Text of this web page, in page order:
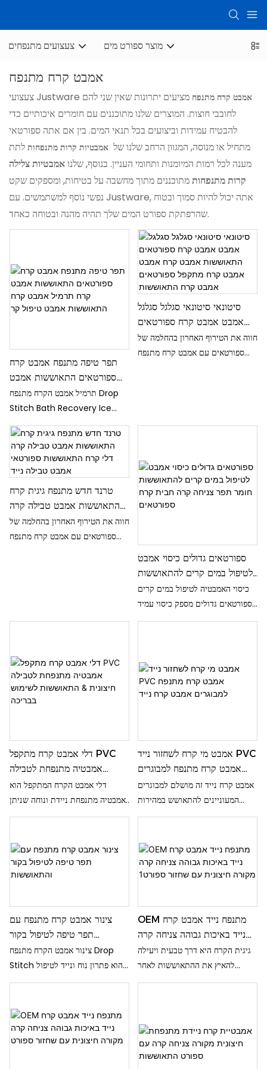
צעצועים מתנפחים מוצר ספורט מים
אמבט קרח מתנפח
צעצועי Justware אמבט קרח מתנפח מציעים יתרונות שאין שני להם
לחובבי חוצות. המוצרים שלנו מתוכננים עם חומרים איכותיים כדי
להבטיח עמידות וביצועים בכל תנאי המים. בין אם אתה ספורטאי
מתחיל או מנוסה, המגוון הרחב שלנו של אמבטיות קרות מתנפחות לתת
מענה לכל רמות המיומנות ותחומי העניין. בנוסף, שלנואמבטיות צלילה
קרות מתנפחותמתוכננים מתוך מחשבה על בטיחות, ומספקים שקט
נפשי נוסף למשתמשים. עם Justware, אתה יכול להיות סמוך ובטוח
שהרפתקת ספורט המים שלך תהיה מהנה ובטוחה כאחד.
תפר טיפה מתנפח אמבט קרח
ספורטאים התאוששות אמבט
קרח תרמיל אמבט קרח
התאוששות אמבט טיפול קר
תרמיל אמבט הקרח מתנפח Drop
Stitch Bath Recovery Ice
Bath Pod הוא אמבט קרח נייד
ועמיד שנועד לעזור לספורטאים
להתאושש מהר יותר ולהפחית את
כאבי השרירים. עם טכנולוגיית טיפול
המושלם להתאוששות והתחדשות
לאחר אימון
סיטונאי סיטונאי סגלגל סגלגל
אמבט אמבט קרח ספורטאים
התאוששות אמבט קרח אמבט
אמבט קרח מתקפל ספורטאים
חווה את הטירוף האחרון בהחלמה של
ספורטאים עם אמבט קרח מתנפח
במיטבך
טרנד חדש מתנפח גיגית קרח
התאוששות אמבט טבילה קרה
דלי קרח התאוששות ספורטאי
אמבט טבילה נייד
חווה את הטירוף האחרון בהחלמה של
ספורטאים עם אמבט קרח מתנפח
ספורטאים גדולים כיסוי אמבט
לטיפול במים קרים להתאוששות
חומר תפר צניחה קרה חבית קרח
ספורטאים
כיסוי האמבטיה לטיפול במים קרים
לספורטאים גדולים מספק כיסוי עמיד
ומבודד להתאוששות אמבטיות צלילה
ספורטאים המבקשים לשפר את
ההתאוששות שלהם באמצעות טיפול
במים קרים, כיסוי זה מיועד להתאים
דלי אמבט קרח מתקפל PVC
אמבטיה מתנפחת לטבילה
חיצונית & התאוששות לשימוש
בבריכה
דלי אמבט הקרח המתקפל הוא
אמבטיה מתנפחת ניידת ונוחה שניתן
להשתמש בה לטבילה חיצונית
מושלם לשימוש בבריכה ומספק חוויה
מרגיעה ומרעננת בכל מקום שתלך
אמבט מי קרח לשחזור נייד PVC
אמבט קרח מתנפח למבוגרים
אמבט קרח נייד
אמבט קרח נייד זה מושלם למבוגרים
המעוניינים להתאושש במהירות
לאחר אימונים אינטנסיביים או
PVC עמיד, אמבט הקרח המתנפח
הזה נוח וקל לשימוש בכל זמן ובכל
מקום
צינור אמבט קרח מתנפח עם
תפר טיפה לטיפול בקור
והתאוששות
צינור אמבט הקרח מתנפח Drop
Stitch הוא פתרון נוח ונייד לטיפול
והתאוששות בקור. העיצוב העמיד
שרירים יעילה והקלה על כאבים
לאחר אימונים אינטנסיביים או
פציעות
OEM מתנפח נייד אמבט קרח
נייד באיכות גבוהה צניחה קרה
מקורה חיצונית עם שחזור
ספורט1
גיגית הקרח היא דרך טבעית ויעילה
להאיץ את ההתאוששות לאחר
אימונים או תחרויות אינטנסיביות.
שרירים, דלקות ומחזק את החסינות.
קדם התאוששות מהירה יותר ושפר
את זרימת הדם עם אמבט הקרח